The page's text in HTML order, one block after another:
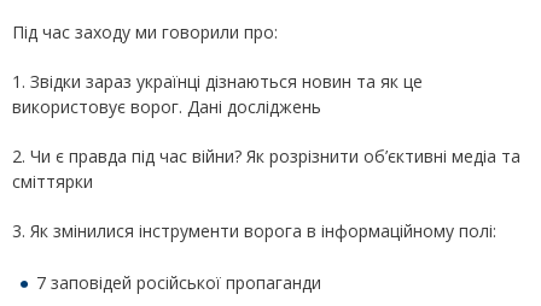
Під час заходу ми говорили про:
1. Звідки зараз українці дізнаються новин та як це
використовує ворог. Дані досліджень
2. Чи є правда під час війни? Як розрізнити об’єктивні медіа та
сміттярки
3. Як змінилися інструменти ворога в інформаційному полі:
7 заповідей російської пропаганди